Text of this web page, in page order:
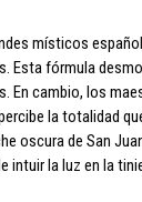
místicos
Esta fórmula
En cambio, los
la totalidad
oscura de San
intuir la luz en la